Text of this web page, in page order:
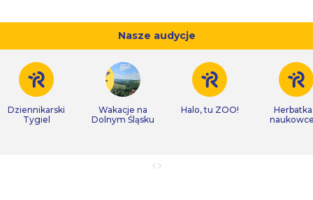
Nasze audycje
Dziennikarski
Tygiel
Wakacje na
Dolnym Śląsku
Halo, tu ZOO!